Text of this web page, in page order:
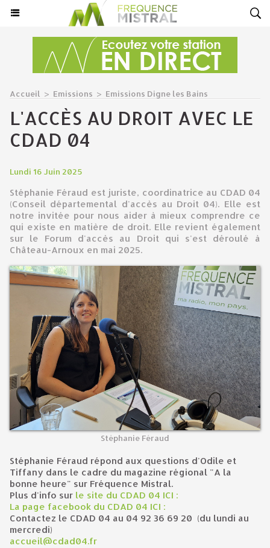
Accueil > Emissions > Emissions Digne les Bains
L'ACCÈS AU DROIT AVEC LE
CDAD 04
Lundi 16 Juin 2025
Stéphanie Féraud est juriste, coordinatrice au CDAD 04
(Conseil départemental d'accès au Droit 04). Elle est
notre invitée pour nous aider à mieux comprendre ce
qui existe en matière de droit. Elle revient également
sur le Forum d'accès au Droit qui s'est déroulé à
Château-Arnoux en mai 2025.
Stéphanie Féraud
Stéphanie Féraud répond aux questions d'Odile et
Tiffany dans le cadre du magazine régional "A la
bonne heure" sur Fréquence Mistral.
Plus d'info sur le site du CDAD 04 ICI :
La page facebook du CDAD 04 ICI :
Contactez le CDAD 04 au 04 92 36 69 20 (du lundi au
mercredi)
accueil@cdad04.fr